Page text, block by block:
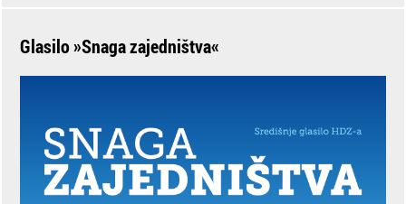
Glasilo »Snaga zajedništva«